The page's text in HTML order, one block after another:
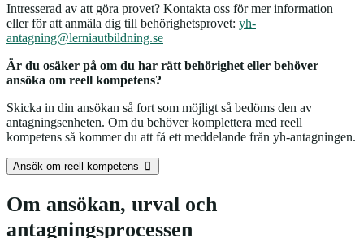
Intresserad av att göra provet? Kontakta oss för mer information
eller för att anmäla dig till behörighetsprovet: yh-
antagning@lerniautbildning.se
Är du osäker på om du har rätt behörighet eller behöver
ansöka om reell kompetens?
Skicka in din ansökan så fort som möjligt så bedöms den av
antagningsenheten. Om du behöver komplettera med reell
kompetens så kommer du att få ett meddelande från yh-antagningen.
Ansök om reell kompetens
Om ansökan, urval och
antagningsprocessen